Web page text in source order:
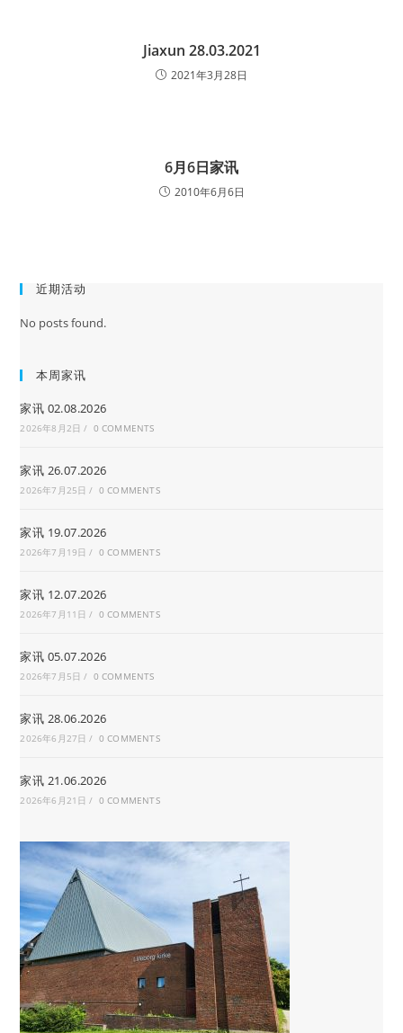
Jiaxun 28.03.2021
2021年3月28日
6月6日家讯
2010年6月6日
近期活动
No posts found.
本周家讯
家讯 02.08.2026
2026年8月2日 / 0 COMMENTS
家讯 26.07.2026
2026年7月25日 / 0 COMMENTS
家讯 19.07.2026
2026年7月19日 / 0 COMMENTS
家讯 12.07.2026
2026年7月11日 / 0 COMMENTS
家讯 05.07.2026
2026年7月5日 / 0 COMMENTS
家讯 28.06.2026
2026年6月27日 / 0 COMMENTS
家讯 21.06.2026
2026年6月21日 / 0 COMMENTS